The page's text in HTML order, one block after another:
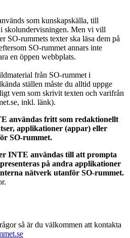
som kunskapskälla, till
skolundervisningen. Men vi vill
SO-rummets texter ska läsa dem på
SO-rummet annars inte
en öppen webbplats.
från SO-rummet i
ställen måste du alltid uppge
vem som skrivit texten och varifrån
inkl. länk).
användas fritt som redaktionellt
applikationer (appar) eller
SO-rummet.
INTE användas till att prompta
på andra applikationer
nätverk utanför SO-rummet.
så är du välkommen att kontakta